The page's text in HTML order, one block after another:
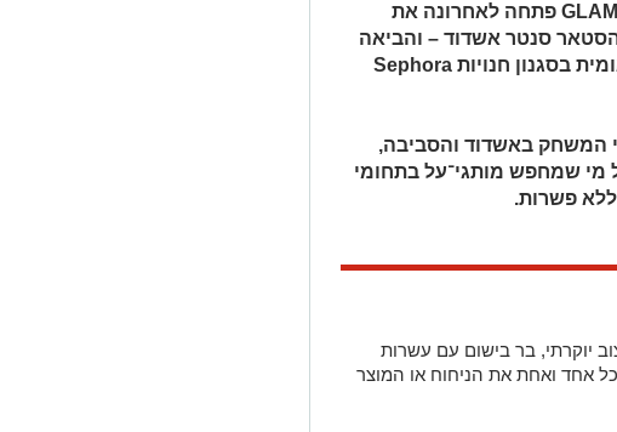
רשת הקוסמטיקה והבישום היוקרתית GLAM42 פתחה לאחרונה את
סנטר אשדוד – והביאה
עמה בשורה אמיתית: חוויית קנייה בינלאומית בסגנון חנויות Sephora
המשחק באשדוד והסביבה,
מי שמחפש מותגי־על בתחומי
פשרות.
יוקרתי, בר בישום עם עשרות
אחד ואחת את הניחוח או המוצר